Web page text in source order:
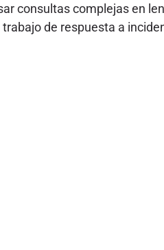
consultas complejas en
de respuesta a